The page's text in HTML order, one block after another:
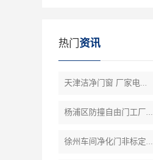
热门 资讯
天津洁净门窗 厂家电...
杨浦区防撞自由门工厂...
徐州车间净化门非标定...